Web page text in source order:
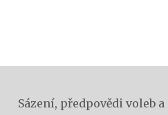
Sázení, předpovědi voleb